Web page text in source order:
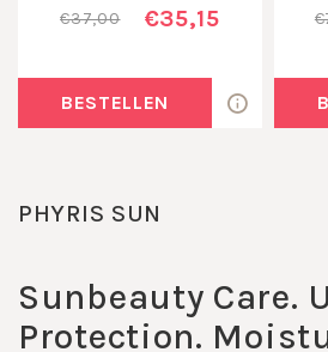
€37,00 €35,15
BESTELLEN
PHYRIS SUN
Sunbeauty Care.
Protection.